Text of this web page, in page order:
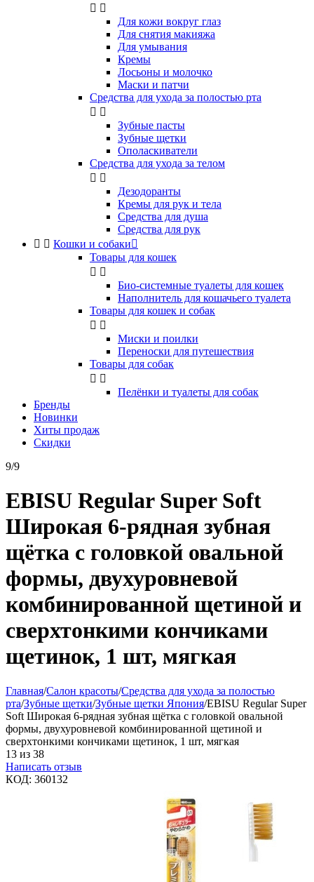
 
Для кожи вокруг глаз
Для снятия макияжа
Для умывания
Кремы
Лосьоны и молочко
Маски и патчи
Средства для ухода за полостью рта
 
Зубные пасты
Зубные щетки
Ополаскиватели
Средства для ухода за телом
 
Дезодоранты
Кремы для рук и тела
Средства для душа
Средства для рук
  Кошки и собаки
Товары для кошек
 
Био-системные туалеты для кошек
Наполнитель для кошачьего туалета
Товары для кошек и собак
 
Миски и поилки
Переноски для путешествия
Товары для собак
 
Пелёнки и туалеты для собак
Бренды
Новинки
Хиты продаж
Скидки
9/9
EBISU Regular Super Soft
Широкая 6-рядная зубная
щётка с головкой овальной
формы, двухуровневой
комбинированной щетиной и
сверхтонкими кончиками
щетинок, 1 шт, мягкая
Главная/Салон красоты/Средства для ухода за полостью
рта/Зубные щетки/Зубные щетки Япония/EBISU Regular Super
Soft Широкая 6-рядная зубная щётка с головкой овальной
формы, двухуровневой комбинированной щетиной и
сверхтонкими кончиками щетинок, 1 шт, мягкая
13 из 38
Написать отзыв
КОД: 360132